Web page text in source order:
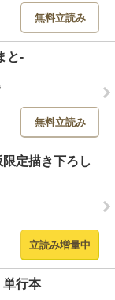
無料立読み
と-
無料立読み
定描き下ろし
立読み増量中
行本